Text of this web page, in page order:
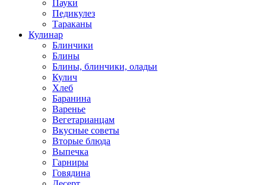
Пауки
Педикулез
Тараканы
Кулинар
Блинчики
Блины
Блины, блинчики, оладьи
Кулич
Хлеб
Баранина
Варенье
Вегетарианцам
Вкусные советы
Вторые блюда
Выпечка
Гарниры
Говядина